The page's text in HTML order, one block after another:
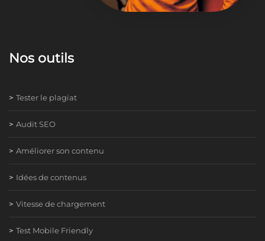
Nos outils
Tester le plagiat
Audit SEO
Améliorer son contenu
Idées de contenus
Vitesse de chargement
Test Mobile Friendly